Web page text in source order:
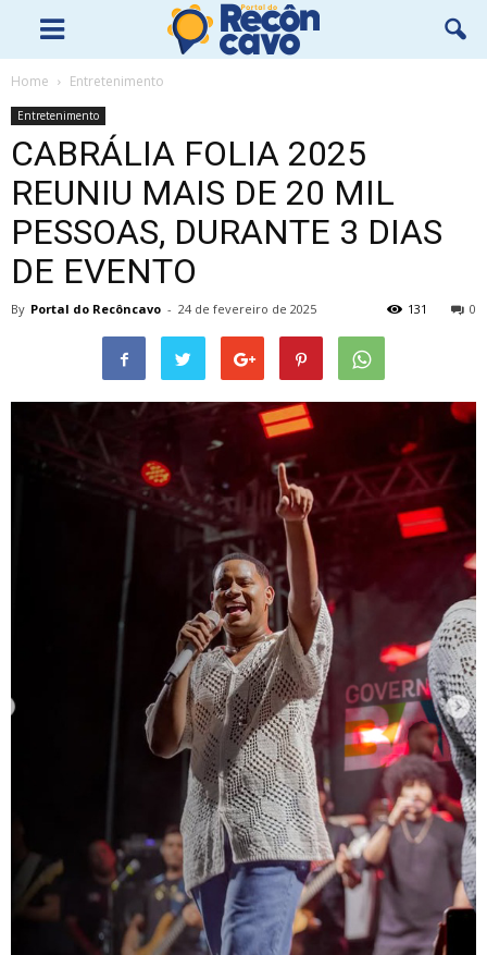
Home Entretenimento
Entretenimento
CABRÁLIA FOLIA 2025
REUNIU MAIS DE 20 MIL
PESSOAS, DURANTE 3 DIAS
DE EVENTO
By Portal do Recôncavo - 24 de fevereiro de 2025 0
131